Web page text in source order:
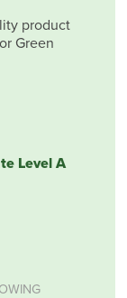
product
Green
Level A